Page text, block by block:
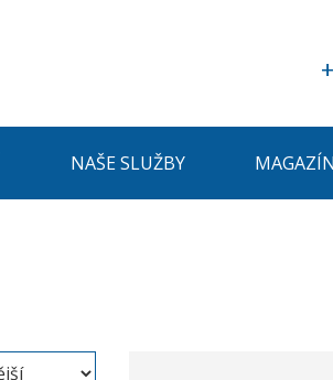
NAŠE SLUŽBY MAGAZÍN